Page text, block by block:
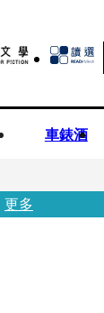
車錶酒
更多